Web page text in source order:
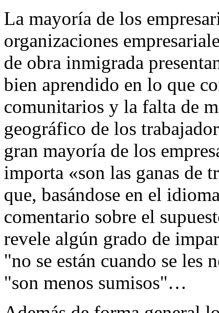
La mayoría de los
organizaciones
de obra inmigrada
bien aprendido en lo que
comunitarios y la falta de
geográfico de los
gran mayoría de los
importa «son las ganas de
que, basándose en el
comentario sobre el
revele algún grado de
"no se están cuando se les
"son menos sumisos"…